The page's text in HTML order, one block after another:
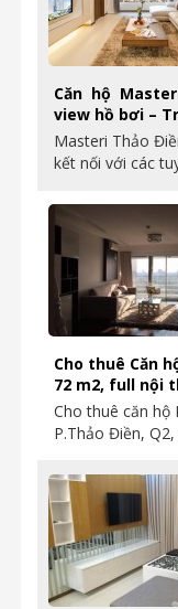
Căn hộ
view hồ bơi –
Masteri Thảo
kết nối với các
Cho thuê Căn
72 m2, full nội
Cho thuê căn hộ
P.Thảo Điền,